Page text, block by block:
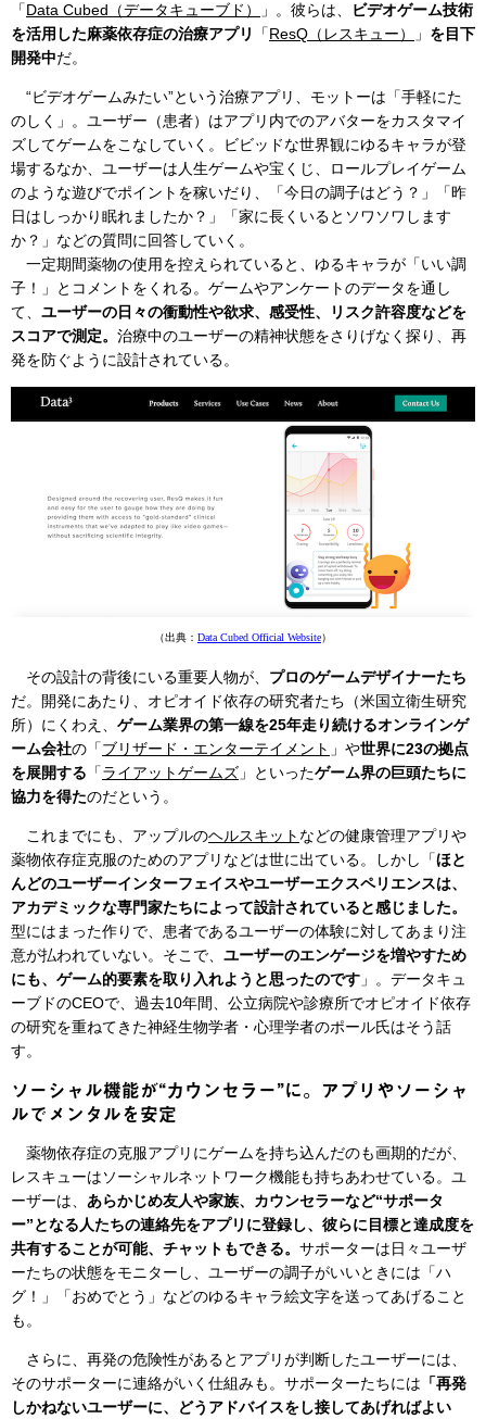
「Data Cubed（データキューブド） 」。彼らは、
ビデオゲーム技術
を活用した麻薬依存症の治療アプリ
「ResQ（レスキュー） 」 を目下
開発中だ。
“ビデオゲームみたい”という治療アプリ、モットーは「手軽にた
のしく」。ユーザー（患者）はアプリ内でのアバターをカスタマイ
ズしてゲームをこなしていく。ビビッドな世界観にゆるキャラが登
場するなか、ユーザーは人生ゲームや宝くじ、ロールプレイゲーム
のような遊びでポイントを稼いだり、「今日の調子はどう？」「昨
日はしっかり眠れましたか？」「家に長くいるとソワソワします
か？」などの質問に回答していく。
一定期間薬物の使用を控えられていると、ゆるキャラが「いい調
子！」とコメントをくれる。ゲームやアンケートのデータを通し
て、 ユーザーの日々の衝動性や欲求、感受性、リスク許容度などを
スコアで測定。 治療中のユーザーの精神状態をさりげなく探り、再
発を防ぐように設計されている。
（出典： Data Cubed Official Website）
その設計の背後にいる重要人物が、 プロのゲームデザイナーたち
だ。開発にあたり、オピオイド依存の研究者たち（米国立衛生研究
所）にくわえ、 ゲーム業界の第一線を25年走り続けるオンラインゲ
ーム会社の「ブリザード・エンターテイメント 」や世界に23の拠点
を展開する 「ライアットゲームズ 」といったゲーム界の巨頭たちに
協力を得たのだという。
これまでにも、アップルのヘルスキット などの健康管理アプリや
薬物依存症克服のためのアプリなどは世に出ている。しかし「ほと
んどのユーザーインターフェイスやユーザーエクスペリエンスは、
アカデミックな専門家たちによって設計されていると感じました。
型にはまった作りで、患者であるユーザーの体験に対してあまり注
意が払われていない。そこで、 ユーザーのエンゲージを増やすため
にも、ゲーム的要素を取り入れようと思ったのです 」。データキュ
ーブドのCEOで、過去10年間、公立病院や診療所でオピオイド依存
の研究を重ねてきた神経生物学者・心理学者のポール氏はそう話
す。
ソーシャル機能が“カウンセラー”に。アプリやソーシャ
ルでメンタルを安定
薬物依存症の克服アプリにゲームを持ち込んだのも画期的だが、
レスキューはソーシャルネットワーク機能も持ちあわせている。ユ
ーザーは、 あらかじめ友人や家族、カウンセラーなど“サポータ
ー”となる人たちの連絡先をアプリに登録し、彼らに目標と達成度を
共有することが可能、チャットもできる。 サポーターは日々ユーザ
ーたちの状態をモニターし、ユーザーの調子がいいときには「ハ
グ！」「おめでとう」などのゆるキャラ絵文字を送ってあげること
も。
さらに、再発の危険性があるとアプリが判断したユーザーには、
そのサポーターに連絡がいく仕組みも。サポーターたちには 「再発
しかねないユーザーに、どうアドバイスをし接してあげればよい